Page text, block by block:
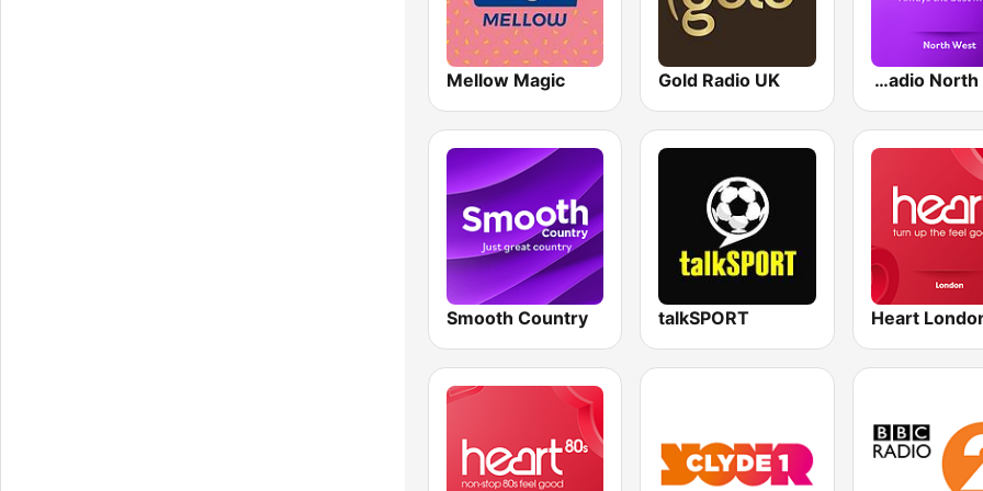
Smooth Radio North West
Gold Radio UK
Mellow Magic
Heart
talkSPORT
Smooth Country